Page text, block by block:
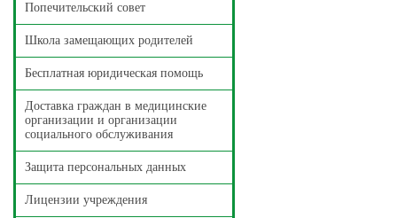
Попечительский совет
Школа замещающих родителей
Бесплатная юридическая помощь
Доставка граждан в медицинские
организации и организации
социального обслуживания
Защита персональных данных
Лицензии учреждения